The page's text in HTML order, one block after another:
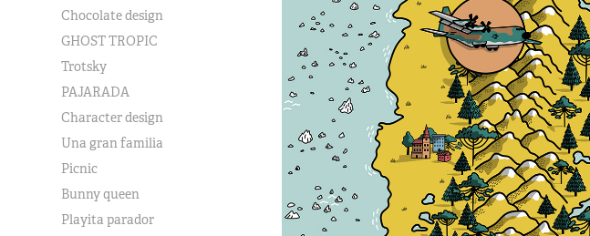
Chocolate design
GHOST TROPIC
Trotsky
PAJARADA
Character design
Una gran familia
Picnic
Bunny queen
Playita parador